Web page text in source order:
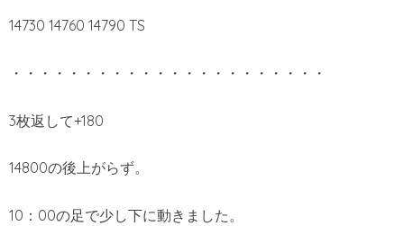
14730 14760 14790 TS
・・・・・・・・・・・・・・・・・・・・・・
3枚返して+180
14800の後上がらず。
10：00の足で少し下に動きました。